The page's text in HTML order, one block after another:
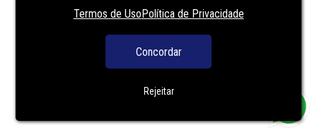
Termos de UsoPolítica de Privacidade
Concordar
Rejeitar